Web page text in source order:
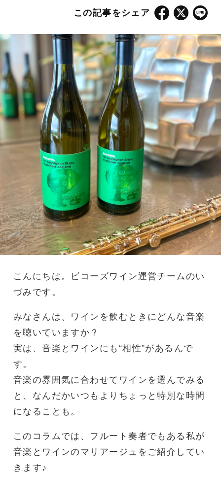
この記事をシェア
こんにちは。ビコーズワイン運営チームのい
づみです。
みなさんは、ワインを飲むときにどんな音楽
を聴いていますか？
実は、音楽とワインにも“相性”があるんで
す。
音楽の雰囲気に合わせてワインを選んでみる
と、なんだかいつもよりちょっと特別な時間
になることも。
このコラムでは、フルート奏者でもある私が
音楽とワインのマリアージュをご紹介してい
きます♪